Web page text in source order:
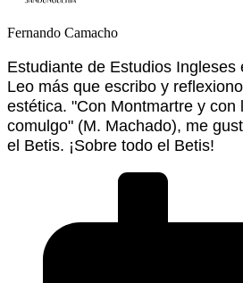
Fernando Camacho
Estudiante de Estudios Ingleses
Leo más que escribo y
estética. "Con Montmartre y con
comulgo" (M. Machado), me
el Betis. ¡Sobre todo el Betis!